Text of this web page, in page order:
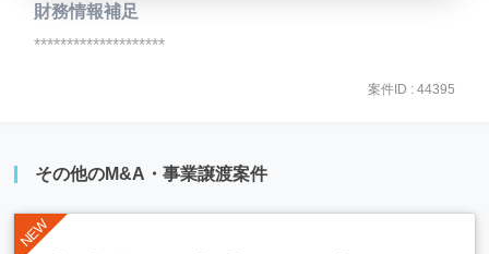
財務情報補足
********************
案件ID : 44395
その他のM&A・事業譲渡案件